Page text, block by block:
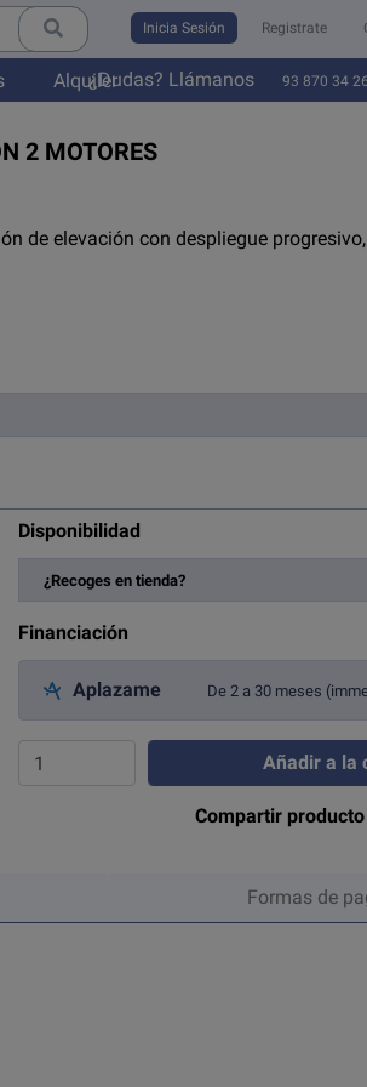
Inicia Sesión Registrate
Alquiler¿Dudas? Llámanos 93 870 34 26
2 MOTORES
de elevación con despliegue
Disponibilidad
¿Recoges en tienda?
Financiación
Aplazame De 2 a 30 meses
Compartir producto
Formas de